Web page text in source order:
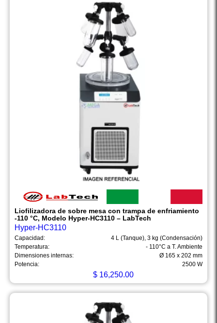
Liofilizadora de sobre mesa con trampa de enfriamiento
-110 °C, Modelo Hyper-HC3110 – LabTech
Hyper-HC3110
Capacidad:
4 L (Tanque), 3 kg (Condensación)
Temperatura:
- 110°C a T. Ambiente
Dimensiones internas:
Ø 165 x 202 mm
Potencia:
2500 W
$ 16,250.00